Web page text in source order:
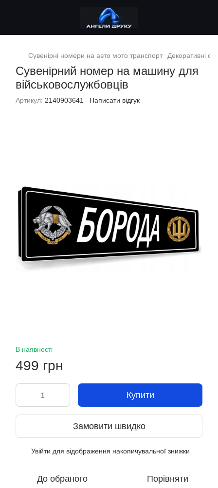
Сувенірні номери на авто мото транспорт Декоративні
Сувенірний номер на машину для
військовослужбовців
Артикул: 2140903641 Написати відгук
В наявності
499 грн
Купити
Замовити швидко
Увійти для відображення накопичувальної знижки
До обраного Порівняти